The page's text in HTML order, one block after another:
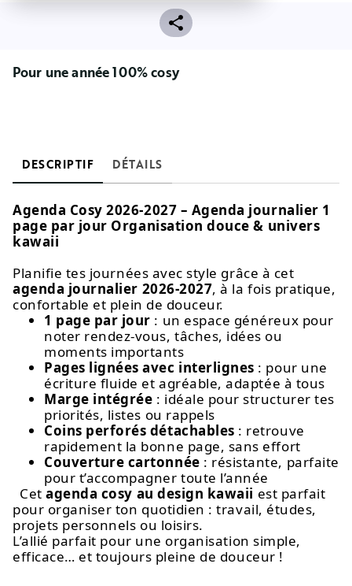
Pour une année 100% cosy
DESCRIPTIF DÉTAILS
Agenda Cosy 2026-2027 – Agenda journalier 1
page par jour Organisation douce & univers
kawaii
Planifie tes journées avec style grâce à cet
agenda journalier 2026-2027, à la fois pratique,
confortable et plein de douceur.
1 page par jour : un espace généreux pour
noter rendez-vous, tâches, idées ou
moments importants
Pages lignées avec interlignes : pour une
écriture fluide et agréable, adaptée à tous
Marge intégrée : idéale pour structurer tes
priorités, listes ou rappels
Coins perforés détachables : retrouve
rapidement la bonne page, sans effort
Couverture cartonnée : résistante, parfaite
pour t’accompagner toute l’année
Cetagenda cosy au design kawaii est parfait
pour organiser ton quotidien : travail, études,
projets personnels ou loisirs.
L’allié parfait pour une organisation simple,
efficace… et toujours pleine de douceur !